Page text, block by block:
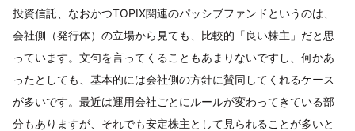
投資信託、なおかつTOPIX関連のパッシブファンドというのは、
会社側（発行体）の立場から見ても、比較的「良い株主」だと思
っています。文句を言ってくることもあまりないですし、何かあ
ったとしても、基本的には会社側の方針に賛同してくれるケース
が多いです。最近は運用会社ごとにルールが変わってきている部
分もありますが、それでも安定株主として見られることが多いと